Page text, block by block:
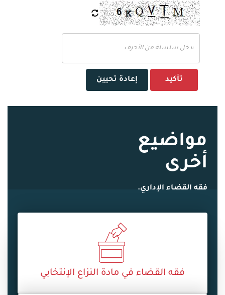
تأكيد إعادة تحيين
مواضيع
أخرى
فقه القضاء الإداري.
فقه القضاء في مادة النزاع الإنتخابي